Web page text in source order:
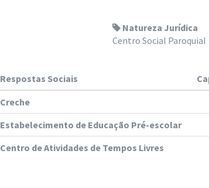
Natureza Jurídica
Centro Social Paroquial
Respostas Sociais
Creche
Estabelecimento de Educação Pré-escolar
Centro de Atividades de Tempos Livres